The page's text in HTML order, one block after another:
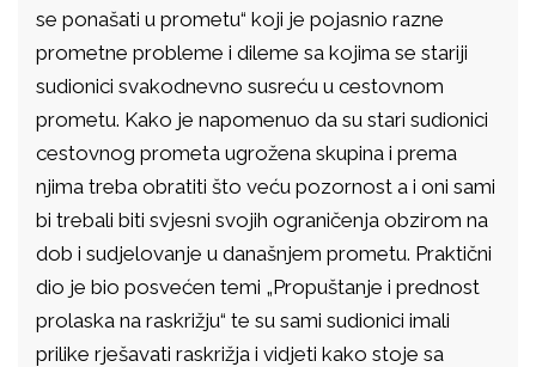
se ponašati u prometu“ koji je pojasnio razne
prometne probleme i dileme sa kojima se stariji
sudionici svakodnevno susreću u cestovnom
prometu. Kako je napomenuo da su stari sudionici
cestovnog prometa ugrožena skupina i prema
njima treba obratiti što veću pozornost a i oni sami
bi trebali biti svjesni svojih ograničenja obzirom na
dob i sudjelovanje u današnjem prometu. Praktični
dio je bio posvećen temi „Propuštanje i prednost
prolaska na raskrižju“ te su sami sudionici imali
prilike rješavati raskrižja i vidjeti kako stoje sa